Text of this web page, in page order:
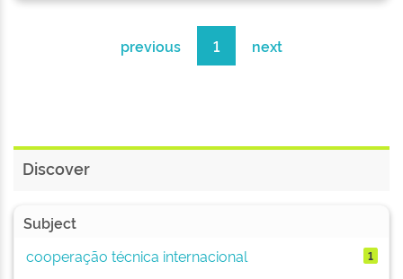
previous 1 next
Discover
Subject
cooperação técnica internacional
1